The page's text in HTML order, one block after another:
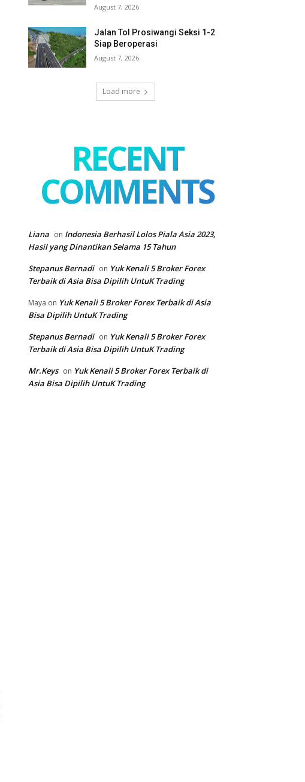
August 7, 2026
Jalan Tol Prosiwangi Seksi 1-2
Siap Beroperasi
August 7, 2026
Load more
RECENT
COMMENTS
Liana on Indonesia Berhasil Lolos Piala Asia 2023,
Hasil yang Dinantikan Selama 15 Tahun
Stepanus Bernadi on Yuk Kenali 5 Broker Forex
Terbaik di Asia Bisa Dipilih UntuK Trading
Maya on Yuk Kenali 5 Broker Forex Terbaik di Asia
Bisa Dipilih UntuK Trading
Stepanus Bernadi on Yuk Kenali 5 Broker Forex
Terbaik di Asia Bisa Dipilih UntuK Trading
Mr.Keys on Yuk Kenali 5 Broker Forex Terbaik di
Asia Bisa Dipilih UntuK Trading